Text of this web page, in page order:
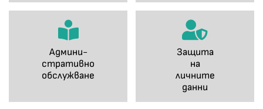
Админи-
стративно
обслужване
Защита
на
личните
данни